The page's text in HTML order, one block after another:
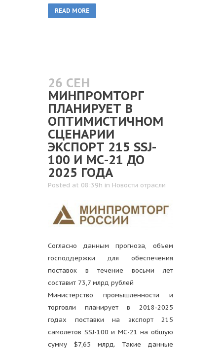
READ MORE
26 СЕН
МИНПРОМТОРГ
ПЛАНИРУЕТ В
ОПТИМИСТИЧНОМ
СЦЕНАРИИ
ЭКСПОРТ 215 SSJ-
100 И МС-21 ДО
2025 ГОДА
Posted at 08:39h in Новости отрасли
Согласно данным прогноза, объем
господдержки для обеспечения
поставок в течение восьми лет
составит 73,7 млрд рублей
Министерство промышленности и
торговли планирует в 2018-2025
годах поставки на экспорт 215
самолетов SSJ-100 и МС-21 на общую
сумму $7,65 млрд. Такие данные